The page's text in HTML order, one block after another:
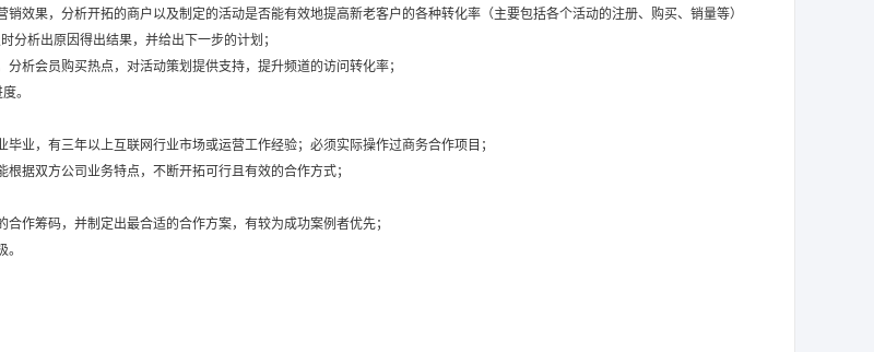
效果，分析开拓的商户以及制定的活动是否能有效地提高新老客户的各种转化率（主要包括各个活动的注册、购买、销量等）
分析出原因得出结果，并给出下一步的计划；
析会员购买热点，对活动策划提供支持，提升频道的访问转化率；
。
业，有三年以上互联网行业市场或运营工作经验；必须实际操作过商务合作项目；
据双方公司业务特点，不断开拓可行且有效的合作方式；
作筹码，并制定出最合适的合作方案，有较为成功案例者优先；